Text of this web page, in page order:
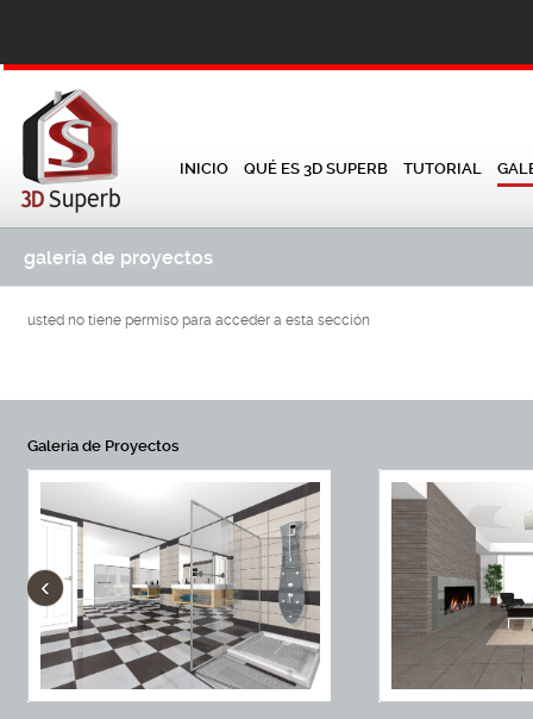
INICIO QUÉ ES 3D SUPERB TUTORIAL
galería de proyectos
usted no tiene permiso para acceder a esta sección
Galeria de Proyectos
‹